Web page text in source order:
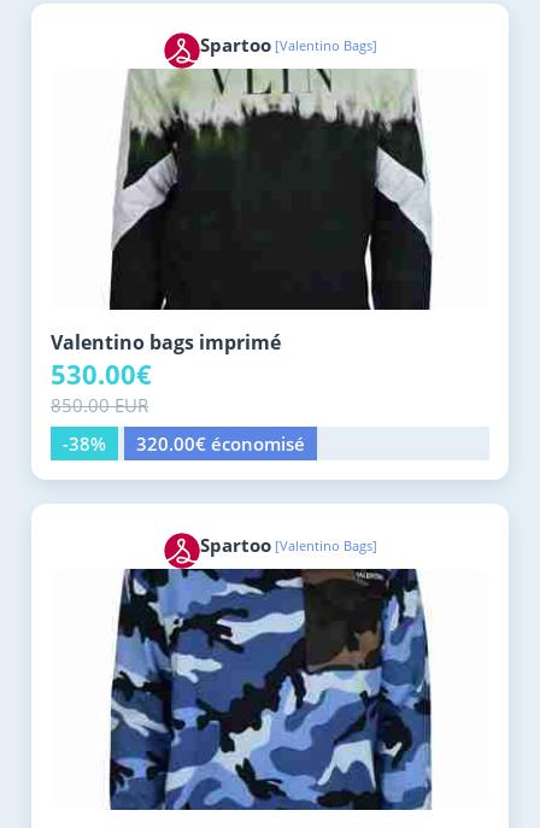
Spartoo [Valentino Bags]
Valentino bags imprimé
530.00€
850.00 EUR
-38%
320.00€ économisé
Spartoo [Valentino Bags]